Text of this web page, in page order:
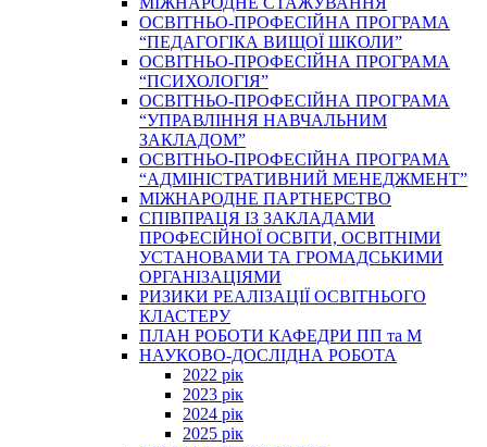
ОСВІТНЬО-ПРОФЕСІЙНА ПРОГРАМА
“ПЕДАГОГІКА ВИЩОЇ ШКОЛИ”
ОСВІТНЬО-ПРОФЕСІЙНА ПРОГРАМА
“ПСИХОЛОГІЯ”
ОСВІТНЬО-ПРОФЕСІЙНА ПРОГРАМА
“УПРАВЛІННЯ НАВЧАЛЬНИМ
ЗАКЛАДОМ”
ОСВІТНЬО-ПРОФЕСІЙНА ПРОГРАМА
“АДМІНІСТРАТИВНИЙ МЕНЕДЖМЕНТ”
МІЖНАРОДНЕ ПАРТНЕРСТВО
СПІВПРАЦЯ ІЗ ЗАКЛАДАМИ
ПРОФЕСІЙНОЇ ОСВІТИ, ОСВІТНІМИ
УСТАНОВАМИ ТА ГРОМАДСЬКИМИ
ОРГАНІЗАЦІЯМИ
РИЗИКИ РЕАЛІЗАЦІЇ ОСВІТНЬОГО
КЛАСТЕРУ
ПЛАН РОБОТИ КАФЕДРИ ПП та М
НАУКОВО-ДОСЛІДНА РОБОТА
2022 рік
2023 рік
2024 рік
2025 рік